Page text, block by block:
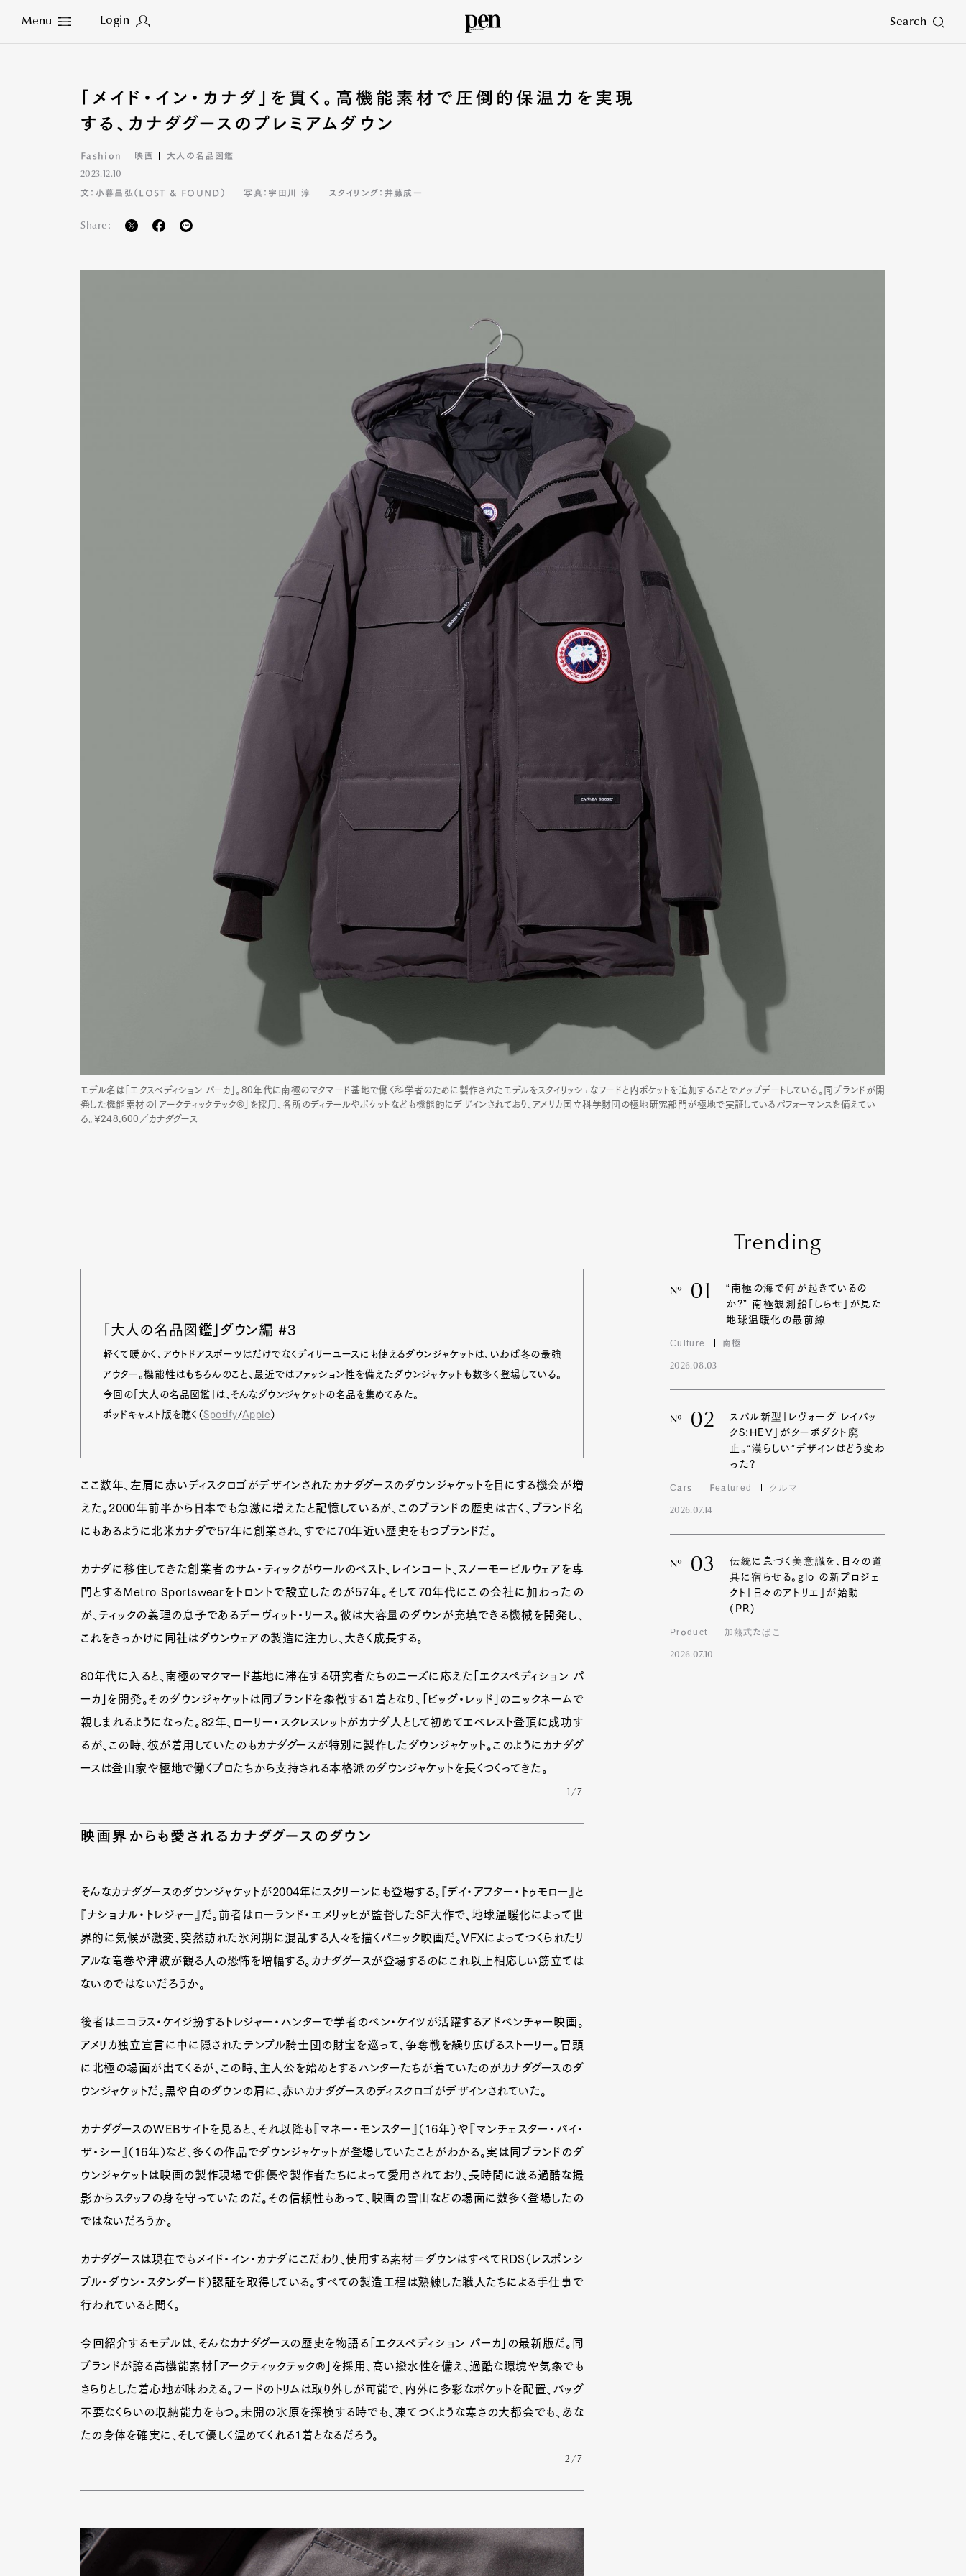
Menu Login Search
Close
Art&Design Watch
Gourmet
Cars Product
Culture
Lifestyle
Pen Membership Magazine Official Columnist
Pen Meet Pen international Pen tw
「メイド・イン・カナダ」を貫く。高機能素材で圧倒的保温力を実現
する、カナダグースのプレミアムダウン
Fashion 映画 大人の名品図鑑
2023.12.10
文：小暮昌弘（LOST & FOUND） 写真：宇田川 淳 スタイリング：井藤成一
Share:
モデル名は「エクスペディション パーカ」。80年代に南極のマクマード基地で働く科学者のために製作されたモデルをスタイリッシュなフードと内ポケットを追加することでアップデートしている。同ブランドが開
発した機能素材の「アークティックテック®」を採用、各所のディテールやポケットなども機能的にデザインされており、アメリカ国立科学財団の極地研究部門が極地で実証しているパフォーマンスを備えてい
る。¥248,600／カナダグース
「大人の名品図鑑」ダウン編 #3
軽くて暖かく、アウトドアスポーツはだけでなくデイリーユースにも使えるダウンジャケットは、いわば冬の最強
アウター。機能性はもちろんのこと、最近ではファッション性を備えたダウンジャケットも数多く登場している。
今回の「大人の名品図鑑」は、そんなダウンジャケットの名品を集めてみた。
ポッドキャスト版を聴く（Spotify/Apple ）
ここ数年、左肩に赤いディスクロゴがデザインされたカナダグースのダウンジャケットを目にする機会が増
えた。2000年前半から日本でも急激に増えたと記憶しているが、このブランドの歴史は古く、ブランド名
にもあるように北米カナダで57年に創業され、すでに70年近い歴史をもつブランドだ。
カナダに移住してきた創業者のサム・ティックがウールのベスト、レインコート、スノーモービルウェアを専
門とするMetro Sportswearをトロントで設立したのが57年。そして70年代にこの会社に加わったの
が、ティックの義理の息子であるデーヴィット・リース。彼は大容量のダウンが充填できる機械を開発し、
これをきっかけに同社はダウンウェアの製造に注力し、大きく成長する。
80年代に入ると、南極のマクマード基地に滞在する研究者たちのニーズに応えた「エクスペディション パ
ーカ」を開発。そのダウンジャケットは同ブランドを象徴する１着となり、「ビッグ・レッド」のニックネームで
親しまれるようになった。82年、ローリー・スクレスレットがカナダ人として初めてエベレスト登頂に成功す
るが、この時、彼が着用していたのもカナダグースが特別に製作したダウンジャケット。このようにカナダグ
ースは登山家や極地で働くプロたちから支持される本格派のダウンジャケットを長くつくってきた。
1/7
映画界からも愛されるカナダグースのダウン
そんなカナダグースのダウンジャケットが2004年にスクリーンにも登場する。『デイ・アフター・トゥモロー』と
『ナショナル・トレジャー』だ。前者はローランド・エメリッヒが監督したSF大作で、地球温暖化によって世
界的に気候が激変、突然訪れた氷河期に混乱する人々を描くパニック映画だ。VFXによってつくられたリ
アルな竜巻や津波が観る人の恐怖を増幅する。カナダグースが登場するのにこれ以上相応しい筋立ては
ないのではないだろうか。
後者はニコラス・ケイジ扮するトレジャー・ハンターで学者のベン・ケイツが活躍するアドベンチャー映画。
アメリカ独立宣言に中に隠されたテンプル騎士団の財宝を巡って、争奪戦を繰り広げるストーリー。冒頭
に北極の場面が出てくるが、この時、主人公を始めとするハンターたちが着ていたのがカナダグースのダ
ウンジャケットだ。黒や白のダウンの肩に、赤いカナダグースのディスクロゴがデザインされていた。
カナダグースのWEBサイトを見ると、それ以降も『マネー・モンスター』（16年）や『マンチェスター・バイ・
ザ・シー』（16年）など、多くの作品でダウンジャケットが登場していたことがわかる。実は同ブランドのダ
ウンジャケットは映画の製作現場で俳優や製作者たちによって愛用されており、長時間に渡る過酷な撮
影からスタッフの身を守っていたのだ。その信頼性もあって、映画の雪山などの場面に数多く登場したの
ではないだろうか。
カナダグースは現在でもメイド・イン・カナダにこだわり、使用する素材＝ダウンはすべてRDS（レスポンシ
ブル・ダウン・スタンダード）認証を取得している。すべての製造工程は熟練した職人たちによる手仕事で
行われていると聞く。
今回紹介するモデルは、そんなカナダグースの歴史を物語る「エクスペディション パーカ」の最新版だ。同
ブランドが誇る高機能素材「アークティックテック®」を採用、高い撥水性を備え、過酷な環境や気象でも
さらりとした着心地が味わえる。フードのトリムは取り外しが可能で、内外に多彩なポケットを配置、バッグ
不要なくらいの収納能力をもつ。未開の氷原を探検する時でも、凍てつくような寒さの大都会でも、あな
たの身体を確実に、そして優しく温めてくれる１着となるだろう。
2/7
Trending
Nº 01
“南極の海で何が起きているの
か?” 南極観測船「しらせ」が見た
地球温暖化の最前線
Culture 南極
2026.08.03
Nº 02
スバル新型「レヴォーグ レイバッ
クS:HEV」がターボダクト廃
止。“漢らしい”デザインはどう変わ
った?
Cars Featured クルマ
2026.07.14
Nº 03
伝統に息づく美意識を、日々の道
具に宿らせる。glo の新プロジェ
クト「日々のアトリエ」が始動
(PR)
Product 加熱式たばこ
2026.07.10